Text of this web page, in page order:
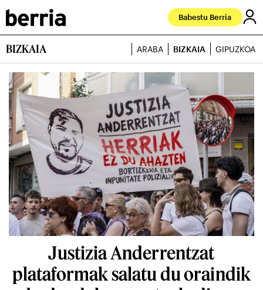
Babestu Berria
BIZKAIA ARABA BIZKAIA GIPUZKOA
Justizia Anderrentzat
plataformak salatu du oraindik